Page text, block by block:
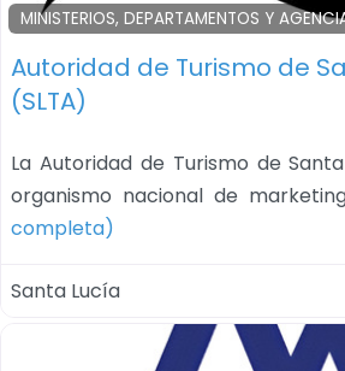
MINISTERIOS, DEPARTAMENTOS Y
Autoridad de Turismo de
(SLTA)
La Autoridad de Turismo de
organismo nacional de
completa)
Santa Lucía